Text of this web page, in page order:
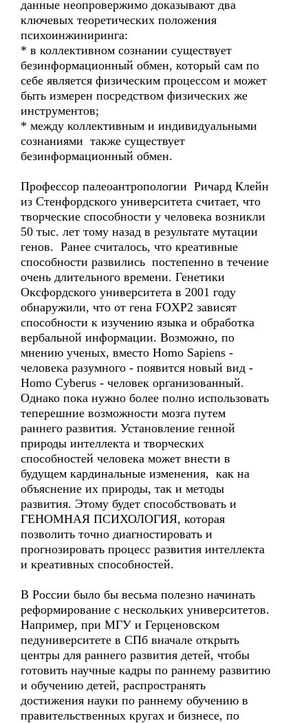
данные неопровержимо доказывают два
ключевых теоретических положения
психоинжиниринга:
* в коллективном сознании существует
безинформационный обмен, который сам по
себе является физическим процессом и может
быть измерен посредством физических же
инструментов;
* между коллективным и индивидуальными
сознаниями также существует
безинформационный обмен.
Профессор палеоантропологии Ричард Клейн
из Стенфордского университета считает, что
творческие способности у человека возникли
50 тыс. лет тому назад в результате мутации
генов. Ранее считалось, что креативные
способности развились постепенно в течение
очень длительного времени. Генетики
Оксфордского университета в 2001 году
обнаружили, что от гена FOXP2 зависят
способности к изучению языка и обработка
вербальной информации. Возможно, по
мнению ученых, вместо Homo Sapiens -
человека разумного - появится новый вид -
Homo Cyberus - человек организованный.
Однако пока нужно более полно использовать
теперешние возможности мозга путем
раннего развития. Установление генной
природы интеллекта и творческих
способностей человека может внести в
будущем кардинальные изменения, как на
объяснение их природы, так и методы
развития. Этому будет способствовать и
ГЕНОМНАЯ ПСИХОЛОГИЯ, которая
позволить точно диагностировать и
прогнозировать процесс развития интеллекта
и креативных способностей.
В России было бы весьма полезно начинать
реформирование с нескольких университетов.
Например, при МГУ и Герценовском
педуниверситете в СПб вначале открыть
центры для раннего развития детей, чтобы
готовить научные кадры по раннему развитию
и обучению детей, распространять
достижения науки по раннему обучению в
правительственных кругах и бизнесе, по